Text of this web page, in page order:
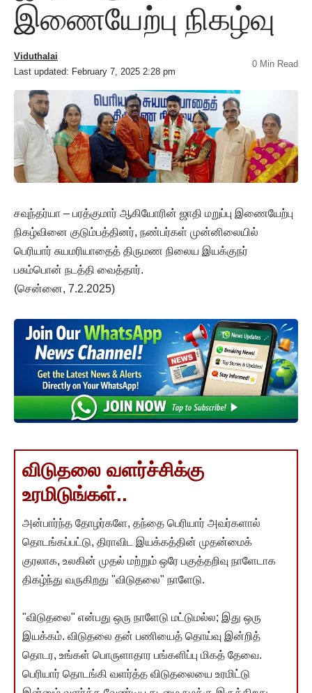
இணையேற்பு நிகழ்வு
Last updated: February 7, 2025 2:28 pm
Viduthalai
0 Min Read
சவுந்தர்யா – பரத்குமார் ஆகியோரின் ஜாதி மறுப்பு இணையேற்பு
நிகழ்வினை குடும்பத்தினர், நண்பர்கள் முன்னிலையில்
பெரியார் சுயமரியாதைத் திருமண நிலைய இயக்குநர்
பசும்பொன் நடத்தி வைத்தார்.
(சென்னை, 7.2.2025)
விடுதலை வளர்ச்சிக்கு
உரமிடுங்கள்..
அன்பார்ந்த தோழர்களே, தந்தை பெரியார் அவர்களால்
தொடங்கப்பட்டு, திராவிட இயக்கத்தின் முதன்மைக்
குரலாக, உலகின் முதல் மற்றும் ஒரே பகுத்தறிவு நாளேடாக
திகழ்ந்து வருகிறது "விடுதலை" நாளேடு.
"விடுதலை" என்பது ஒரு நாளேடு மட்டுமல்ல; இது ஒரு
இயக்கம். விடுதலை தன் பணியைத் தொய்வு இன்றித்
தொடர, உங்கள் பொருளாதார பங்களிப்பு மிகத் தேவை.
பெரியார் தொடங்கி வளர்த்த விடுதலையை உரமிட்டு